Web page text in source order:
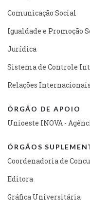
Comunicação Social
Igualdade e Promoção
Jurídica
Sistema de Controle
Relações
ÓRGÃO DE APOIO
Unioeste INOVA -
ÓRGÃOS
Coordenadoria de
Editora
Gráfica Universitária